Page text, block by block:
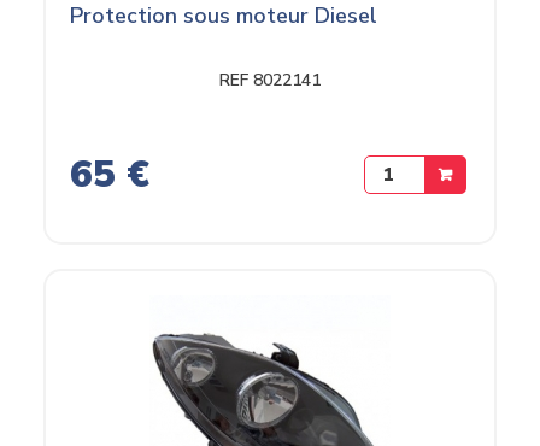
Protection sous moteur Diesel
REF 8022141
65 €